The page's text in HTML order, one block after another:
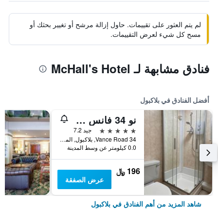
لم يتم العثور على تقييمات. حاول إزالة مرشح أو تغيير بحثك أو
مسح كل شيء لعرض التقييمات.
فنادق مشابهة لـ McHall's Hotel
أفضل الفنادق في بلاكبول
نو 34 فانس رود
5 نجوم
جيد 7.2
34 Vance Road, بلاكبول, المملكة المتحدة
0.0 كيلومتر عن وسط المدينة
196 ﷼
عرض الصفقة
شاهد المزيد من أهم الفنادق في بلاكبول